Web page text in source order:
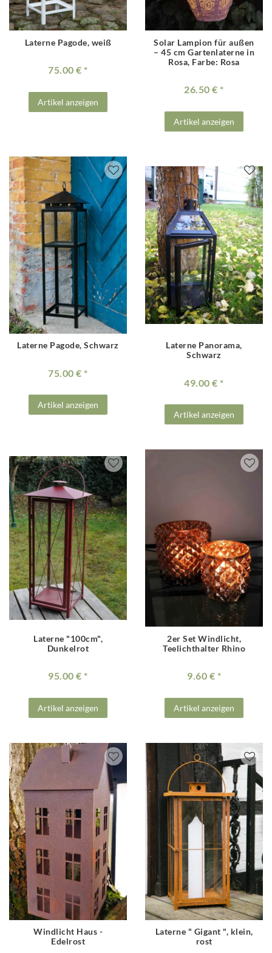
Laterne Pagode, weiß
75.00 €
Artikel anzeigen
Solar Lampion für außen
– 45 cm Gartenlaterne in
Rosa, Farbe: Rosa
26.50 €
Artikel anzeigen
Laterne Pagode, Schwarz
75.00 €
Artikel anzeigen
Laterne Panorama,
Schwarz
49.00 €
Artikel anzeigen
Laterne "100cm",
Dunkelrot
95.00 €
Artikel anzeigen
2er Set Windlicht,
Teelichthalter Rhino
9.60 €
Artikel anzeigen
Windlicht Haus -
Edelrost
Laterne " Gigant ", klein,
rost